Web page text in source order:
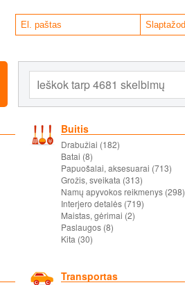
Buitis
Drabužiai (182)
Batai (8)
Papuošalai, aksesuarai (713)
Grožis, sveikata (313)
Namų apyvokos reikmenys (298)
Interjero detalės (719)
Maistas, gėrimai (2)
Paslaugos (8)
Kita (30)
Transportas